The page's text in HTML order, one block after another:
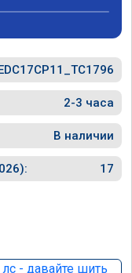
2-3 часа
В наличии
17